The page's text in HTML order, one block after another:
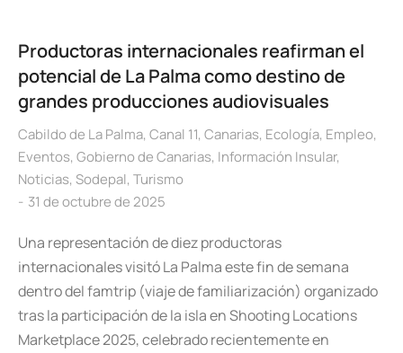
Productoras internacionales reafirman el
potencial de La Palma como destino de
grandes producciones audiovisuales
Cabildo de La Palma, Canal 11, Canarias, Ecología, Empleo,
Eventos, Gobierno de Canarias, Información Insular,
Noticias, Sodepal, Turismo
31 de octubre de 2025
Una representación de diez productoras
internacionales visitó La Palma este fin de semana
dentro del famtrip (viaje de familiarización) organizado
tras la participación de la isla en Shooting Locations
Marketplace 2025, celebrado recientemente en